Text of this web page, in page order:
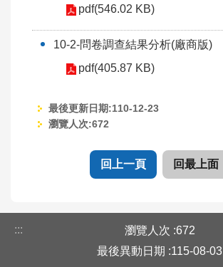
pdf(546.02 KB)
10-2-問卷調查結果分析(廠商版)
pdf(405.87 KB)
最後更新日期:110-12-23
瀏覽人次:672
回上一頁 回最上面
::: 瀏覽人次 672
最後異動日期
115-08-03